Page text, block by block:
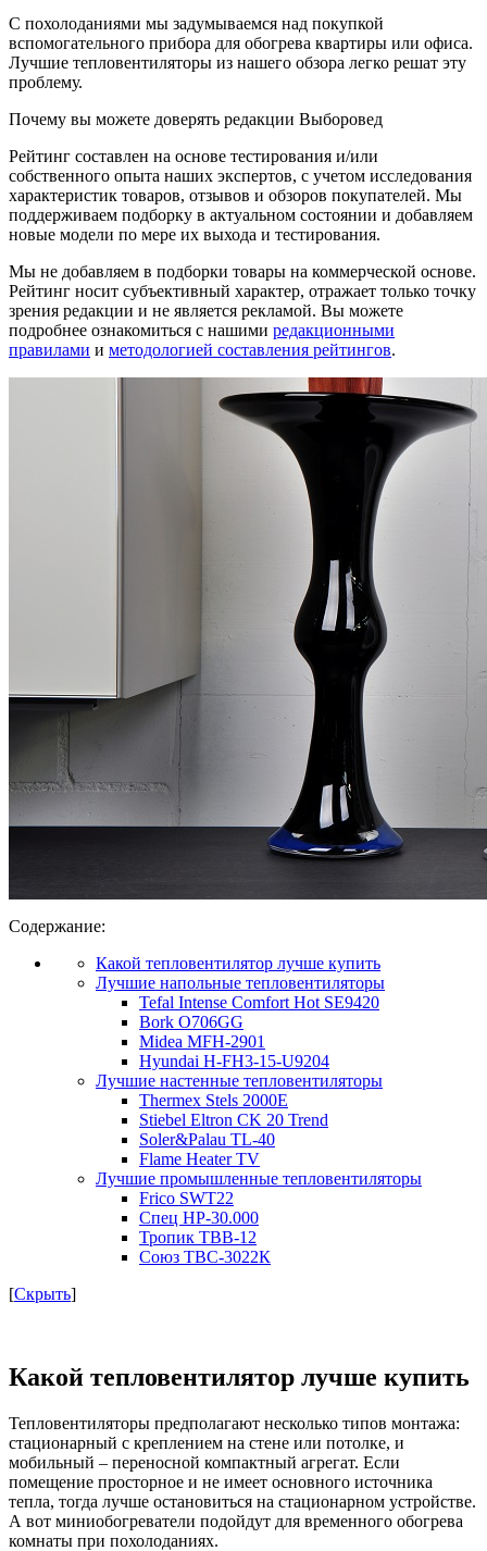
С похолоданиями мы задумываемся над покупкой
вспомогательного прибора для обогрева квартиры или офиса.
Лучшие тепловентиляторы из нашего обзора легко решат эту
проблему.
Почему вы можете доверять редакции Выборовед
Рейтинг составлен на основе тестирования и/или
собственного опыта наших экспертов, с учетом исследования
характеристик товаров, отзывов и обзоров покупателей. Мы
поддерживаем подборку в актуальном состоянии и добавляем
новые модели по мере их выхода и тестирования.
Мы не добавляем в подборки товары на коммерческой основе.
Рейтинг носит субъективный характер, отражает только точку
зрения редакции и не является рекламой. Вы можете
подробнее ознакомиться с нашими редакционными
правилами и методологией составления рейтингов.
Содержание:
Какой тепловентилятор лучше купить
Лучшие напольные тепловентиляторы
Tefal Intense Comfort Hot SE9420
Bork O706GG
Midea MFH-2901
Hyundai H-FH3-15-U9204
Лучшие настенные тепловентиляторы
Thermex Stels 2000E
Stiebel Eltron CK 20 Trend
Soler&Palau TL-40
Flame Heater TV
Лучшие промышленные тепловентиляторы
Frico SWT22
Спец НР-30.000
Тропик ТВВ-12
Союз ТВС-3022К
[Скрыть]
Какой тепловентилятор лучше купить
Тепловентиляторы предполагают несколько типов монтажа:
стационарный с креплением на стене или потолке, и
мобильный – переносной компактный агрегат. Если
помещение просторное и не имеет основного источника
тепла, тогда лучше остановиться на стационарном устройстве.
А вот миниобогреватели подойдут для временного обогрева
комнаты при похолоданиях.